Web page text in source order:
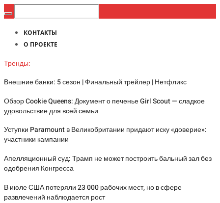
КОНТАКТЫ
О ПРОЕКТЕ
Тренды:
Внешние банки: 5 сезон | Финальный трейлер | Нетфликс
Обзор Cookie Queens: Документ о печенье Girl Scout — сладкое
удовольствие для всей семьи
Уступки Paramount в Великобритании придают иску «доверие»:
участники кампании
Апелляционный суд: Трамп не может построить бальный зал без
одобрения Конгресса
В июле США потеряли 23 000 рабочих мест, но в сфере
развлечений наблюдается рост